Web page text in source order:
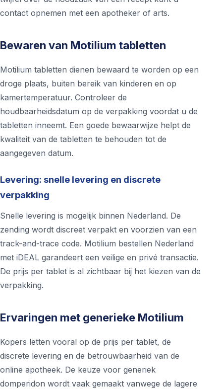
contact opnemen met een apotheker of arts.
Bewaren van Motilium tabletten
Motilium tabletten dienen bewaard te worden op een
droge plaats, buiten bereik van kinderen en op
kamertemperatuur. Controleer de
houdbaarheidsdatum op de verpakking voordat u de
tabletten inneemt. Een goede bewaarwijze helpt de
kwaliteit van de tabletten te behouden tot de
aangegeven datum.
Levering: snelle levering en discrete
verpakking
Snelle levering is mogelijk binnen Nederland. De
zending wordt discreet verpakt en voorzien van een
track-and-trace code. Motilium bestellen Nederland
met iDEAL garandeert een veilige en privé transactie.
De prijs per tablet is al zichtbaar bij het kiezen van de
verpakking.
Ervaringen met generieke Motilium
Kopers letten vooral op de prijs per tablet, de
discrete levering en de betrouwbaarheid van de
online apotheek. De keuze voor generiek
domperidon wordt vaak gemaakt vanwege de lagere